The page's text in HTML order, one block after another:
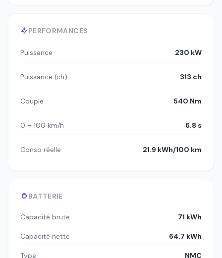
PERFORMANCES
Puissance 230 kW
Puissance (ch) 313 ch
Couple 540 Nm
0 – 100 km/h 6.8 s
Conso réelle 21.9 kWh/100 km
BATTERIE
Capacité brute 71 kWh
Capacité nette 64.7 kWh
Type NMC